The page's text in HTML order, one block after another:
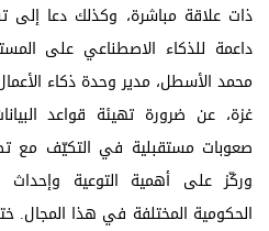
ذات علاقة مباشرة، وكذلك دعا
داعمة للذكاء الاصطناعي على
محمد الأسطل، مدير وحدة ذكاء
غزة، عن ضرورة تهيئة قواعد
صعوبات مستقبلية في التكيّف مع
وركّز على أهمية التوعية
الحكومية المختلفة في هذا المجال.